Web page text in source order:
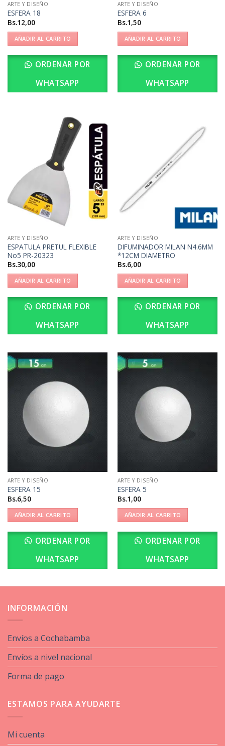
ARTE Y DISEÑO
ESFERA 18
Bs.12,00
AÑADIR AL CARRITO
ORDENAR POR
WHATSAPP
ARTE Y DISEÑO
ESFERA 6
Bs.1,50
AÑADIR AL CARRITO
ORDENAR POR
WHATSAPP
ARTE Y DISEÑO
ESPATULA PRETUL FLEXIBLE
No5 PR-20323
Bs.30,00
AÑADIR AL CARRITO
ORDENAR POR
WHATSAPP
ARTE Y DISEÑO
DIFUMINADOR MILAN N4.6MM
*12CM DIAMETRO
Bs.6,00
AÑADIR AL CARRITO
ORDENAR POR
WHATSAPP
ARTE Y DISEÑO
ESFERA 15
Bs.6,50
AÑADIR AL CARRITO
ORDENAR POR
WHATSAPP
ARTE Y DISEÑO
ESFERA 5
Bs.1,00
AÑADIR AL CARRITO
ORDENAR POR
WHATSAPP
INFORMACIÓN
Envíos a Cochabamba
Envíos a nivel nacional
Forma de pago
ESTAMOS PARA AYUDARTE
Mi cuenta